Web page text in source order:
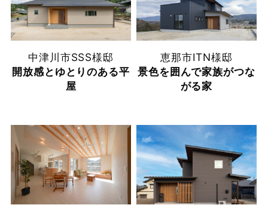
中津川市SSS様邸
開放感とゆとりのある平
屋
恵那市ITN様邸
景色を囲んで家族がつな
がる家